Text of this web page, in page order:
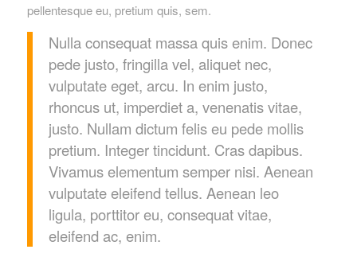
pellentesque eu, pretium quis, sem.
Nulla consequat massa quis enim. Donec
pede justo, fringilla vel, aliquet nec,
vulputate eget, arcu. In enim justo,
rhoncus ut, imperdiet a, venenatis vitae,
justo. Nullam dictum felis eu pede mollis
pretium. Integer tincidunt. Cras dapibus.
Vivamus elementum semper nisi. Aenean
vulputate eleifend tellus. Aenean leo
ligula, porttitor eu, consequat vitae,
eleifend ac, enim.